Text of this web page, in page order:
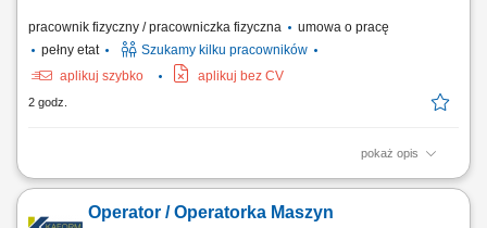
pracownik fizyczny / pracowniczka fizyczna
umowa o pracę
pełny etat
Szukamy kilku pracowników
aplikuj szybko
aplikuj bez CV
2 godz.
pokaż opis
Opis stanowiska: Praca na koparce jednonaczyniowej; Po zakończeniu
Niemcy;
Operator / Operatorka Maszyn